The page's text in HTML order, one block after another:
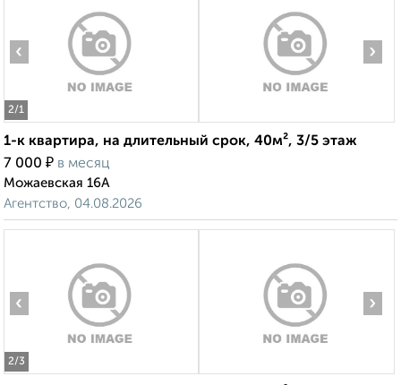
2/1
‹ ›
1-к квартира, на длительный срок, 40м², 3/5 этаж
7 000 ₽ в месяц
Можаевская 16А
Агентство, 04.08.2026
2/3
‹ ›